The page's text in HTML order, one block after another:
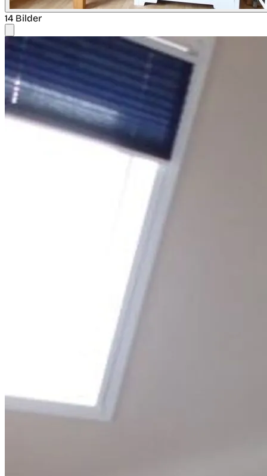
14 Bilder